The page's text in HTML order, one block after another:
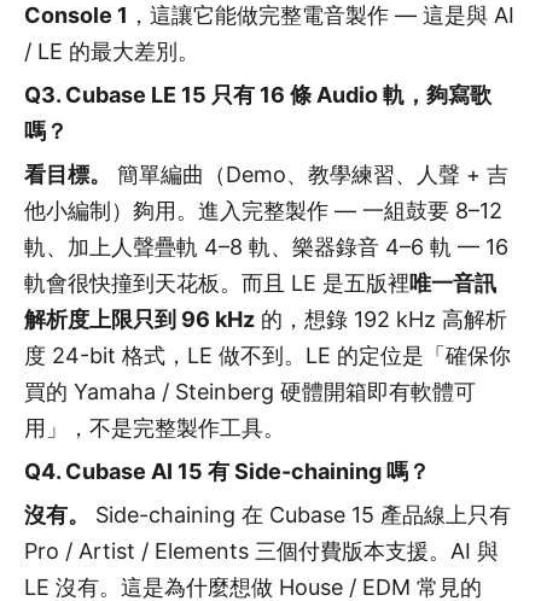
Console 1 ，這讓它能做完整電音製作 — 這是與 AI
/ LE 的最大差別。
Q3. Cubase LE 15 只有 16 條 Audio 軌，夠寫歌
嗎？
看目標。
簡單編曲（Demo、教學練習、人聲 + 吉
他小編制）夠用。進入完整製作 — 一組鼓要 8–12
軌、加上人聲疊軌 4–8 軌、樂器錄音 4–6 軌 — 16
軌會很快撞到天花板。而且 LE 是五版裡唯一音訊
解析度上限只到 96 kHz 的，想錄 192 kHz 高解析
度 24-bit 格式，LE 做不到。LE 的定位是「確保你
買的 Yamaha / Steinberg 硬體開箱即有軟體可
用」，不是完整製作工具。
Q4. Cubase AI 15 有 Side-chaining 嗎？
沒有。
Side-chaining 在 Cubase 15 產品線上只有
Pro / Artist / Elements 三個付費版本支援。AI 與
LE 沒有。這是為什麼想做 House / EDM 常見的